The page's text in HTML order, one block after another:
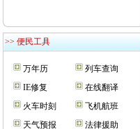
>> 便民工具
万年历
列车查询
IE修复
在线翻译
火车时刻
飞机航班
天气预报
法律援助